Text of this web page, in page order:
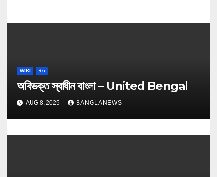
WIKI খবর
অবিভক্ত স্বাধীন বাংলা – United Bengal
AUG 8, 2025 BANGLANEWS